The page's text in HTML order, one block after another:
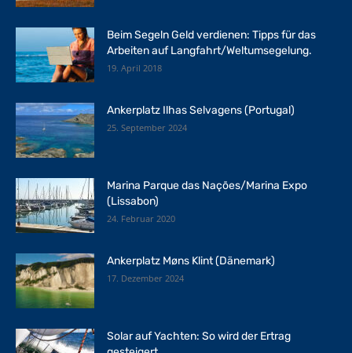
Beim Segeln Geld verdienen: Tipps für das
Arbeiten auf Langfahrt/Weltumsegelung.
19. April 2018
Ankerplatz Ilhas Selvagens (Portugal)
25. September 2024
Marina Parque das Nações/Marina Expo
(Lissabon)
24. Februar 2020
Ankerplatz Møns Klint (Dänemark)
17. Dezember 2024
Solar auf Yachten: So wird der Ertrag